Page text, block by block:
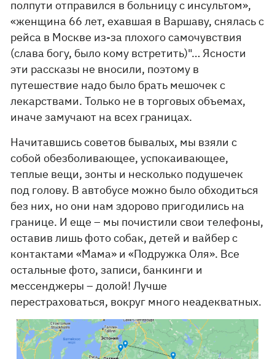
полпути отправился в больницу с инсультом»,
«женщина 66 лет, ехавшая в Варшаву, снялась с
рейса в Москве из-за плохого самочувствия
(слава богу, было кому встретить)"… Ясности
эти рассказы не вносили, поэтому в
путешествие надо было брать мешочек с
лекарствами. Только не в торговых объемах,
иначе замучают на всех границах.
Начитавшись советов бывалых, мы взяли с
собой обезболивающее, успокаивающее,
теплые вещи, зонты и несколько подушечек
под голову. В автобусе можно было обходиться
без них, но они нам здорово пригодились на
границе. И еще – мы почистили свои телефоны,
оставив лишь фото собак, детей и вайбер с
контактами «Мама» и «Подружка Оля». Все
остальные фото, записи, банкинги и
мессенджеры – долой! Лучше
перестраховаться, вокруг много неадекватных.